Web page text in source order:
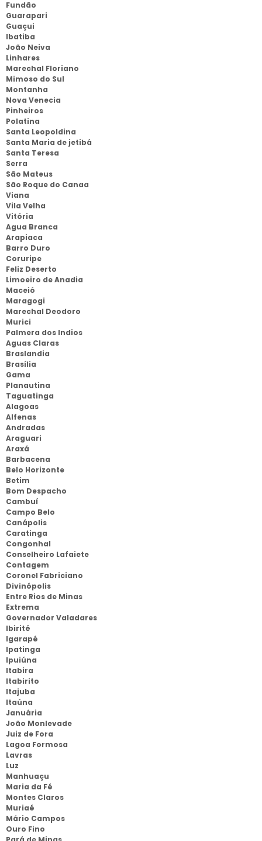
Fundão
Guarapari
Guaçui
Ibatiba
João Neiva
Linhares
Marechal Floriano
Mimoso do Sul
Montanha
Nova Venecia
Pinheiros
Polatina
Santa Leopoldina
Santa Maria de jetibá
Santa Teresa
Serra
São Mateus
São Roque do Canaa
Viana
Vila Velha
Vitória
Agua Branca
Arapiaca
Barro Duro
Coruripe
Feliz Deserto
Limoeiro de Anadia
Maceió
Maragogi
Marechal Deodoro
Murici
Palmera dos Indios
Aguas Claras
Braslandia
Brasília
Gama
Planautina
Taguatinga
Alagoas
Alfenas
Andradas
Araguari
Araxá
Barbacena
Belo Horizonte
Betim
Bom Despacho
Cambuí
Campo Belo
Canápolis
Caratinga
Congonhal
Conselheiro Lafaiete
Contagem
Coronel Fabriciano
Divinópolis
Entre Rios de Minas
Extrema
Governador Valadares
Ibirité
Igarapé
Ipatinga
Ipuiúna
Itabira
Itabirito
Itajuba
Itaúna
Januária
João Monlevade
Juiz de Fora
Lagoa Formosa
Lavras
Luz
Manhuaçu
Maria da Fé
Montes Claros
Muriaé
Mário Campos
Ouro Fino